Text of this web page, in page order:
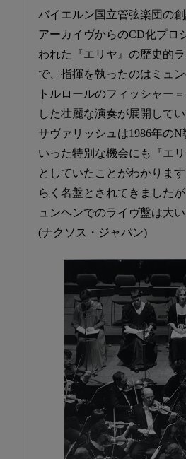
バイエルン国立管弦楽団の
アーカイヴからのCD化プロ
われた『エリヤ』の歴史的
で、指揮を執ったのはミュ
トルロールのフィッシャー
した壮麗な演奏が展開してい
サヴァリッシュは1986年の
いった特別な機会にも『エ
としていたことがわかりま
らく名盤とされてきました
ュンヘンでのライヴ盤は大
(ナクソス・ジャパン)